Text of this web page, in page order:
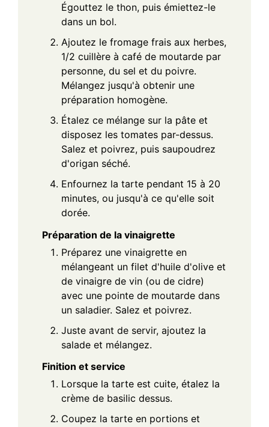
Égouttez le thon, puis émiettez-le
dans un bol.
Ajoutez le fromage frais aux herbes,
1/2 cuillère à café de moutarde par
personne, du sel et du poivre.
Mélangez jusqu'à obtenir une
préparation homogène.
Étalez ce mélange sur la pâte et
disposez les tomates par-dessus.
Salez et poivrez, puis saupoudrez
d'origan séché.
Enfournez la tarte pendant 15 à 20
minutes, ou jusqu'à ce qu'elle soit
dorée.
Préparation de la vinaigrette
Préparez une vinaigrette en
mélangeant un filet d'huile d'olive et
de vinaigre de vin (ou de cidre)
avec une pointe de moutarde dans
un saladier. Salez et poivrez.
Juste avant de servir, ajoutez la
salade et mélangez.
Finition et service
Lorsque la tarte est cuite, étalez la
crème de basilic dessus.
Coupez la tarte en portions et